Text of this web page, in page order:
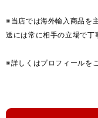
※当店では海外輸入商品を
送には常に相手の立場で丁
※詳しくはプロフィールを